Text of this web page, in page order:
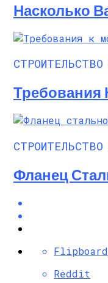
Насколько
Фланец
Flipboard
Reddit